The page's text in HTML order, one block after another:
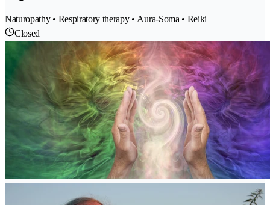
Naturopathy • Respiratory therapy • Aura-Soma • Reiki
Closed